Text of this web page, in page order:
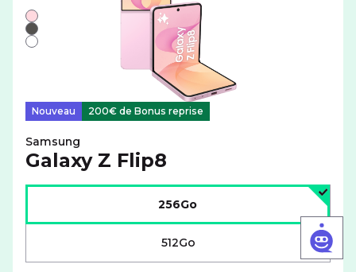
Liste de couleurs disponibles pour le SAMSUNG Galaxy
Rose
Noir
Blanc
Nouveau 200€ de Bonus reprise
Samsung
Galaxy Z Flip8
256Go
512Go